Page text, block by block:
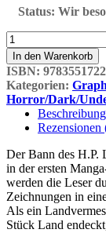
Status: Wir
H.P.
Lovecrafts
Die
Farbe
aus
dem
Menge
In den Warenkorb
ISBN:
Kategorien:
Horror/Dark/
Beschreibung
Rezensionen
Der Bann des H.P.
in der ersten
werden die Leser
Zeichnungen in
Als ein
Stück Land